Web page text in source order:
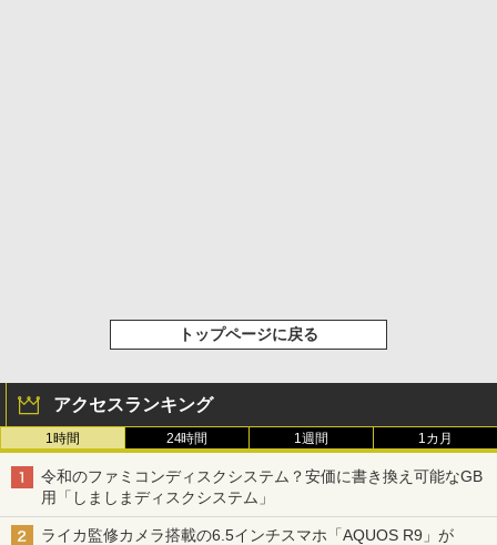
トップページに戻る
アクセスランキング
1時間 24時間 1週間 1カ月
令和のファミコンディスクシステム？安価に書き換え可能なGB
用「しましまディスクシステム」
ライカ監修カメラ搭載の6.5インチスマホ「AQUOS R9」が